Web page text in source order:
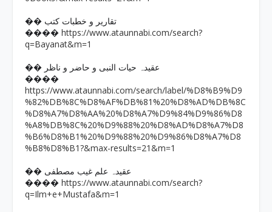
�� تقاریر و خطبات کتب
���� https://www.ataunnabi.com/search?
q=Bayanat&m=1
�� عقیدہ حیات النبی و حاضر و ناظر
����
https://www.ataunnabi.com/search/label/%D8%B9%D9
%82%DB%8C%D8%AF%DB%81%20%D8%AD%DB%8C
%D8%A7%D8%AA%20%D8%A7%D9%84%D9%86%D8
%A8%DB%8C%20%D9%88%20%D8%AD%D8%A7%D8
%B6%D8%B1%20%D9%88%20%D9%86%D8%A7%D8
%B8%D8%B1?&max-results=21&m=1
�� عقیدہ علم غیب مصطفی
���� https://www.ataunnabi.com/search?
q=Ilm+e+Mustafa&m=1